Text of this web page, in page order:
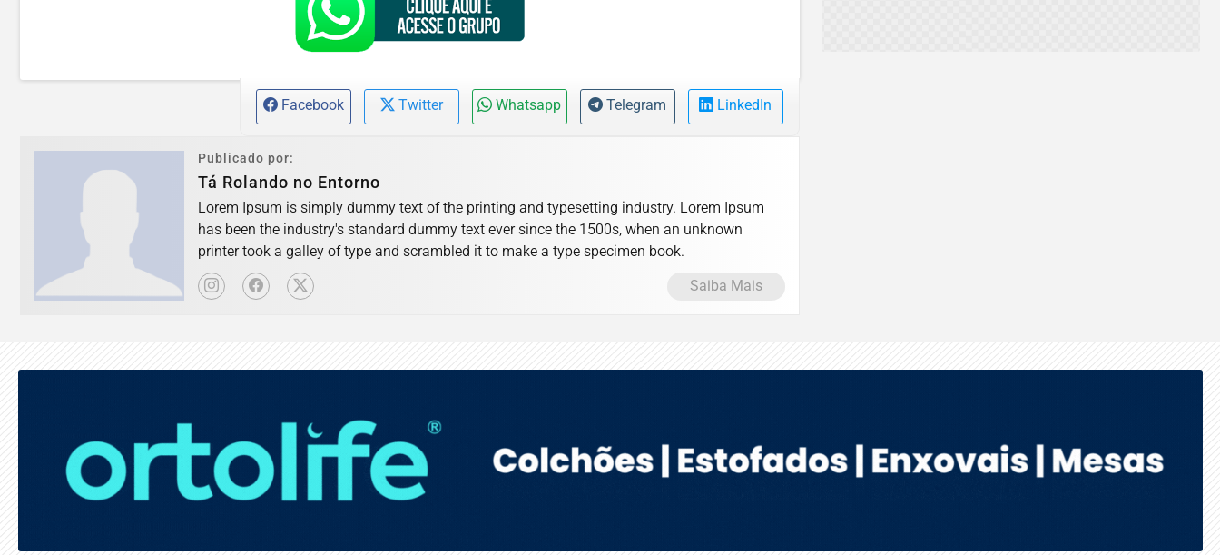
Facebook Twitter Whatsapp Telegram LinkedIn
Publicado por:
Tá Rolando no Entorno
Lorem Ipsum is simply dummy text of the printing and typesetting industry. Lorem Ipsum
has been the industry's standard dummy text ever since the 1500s, when an unknown
printer took a galley of type and scrambled it to make a type specimen book.
Saiba Mais